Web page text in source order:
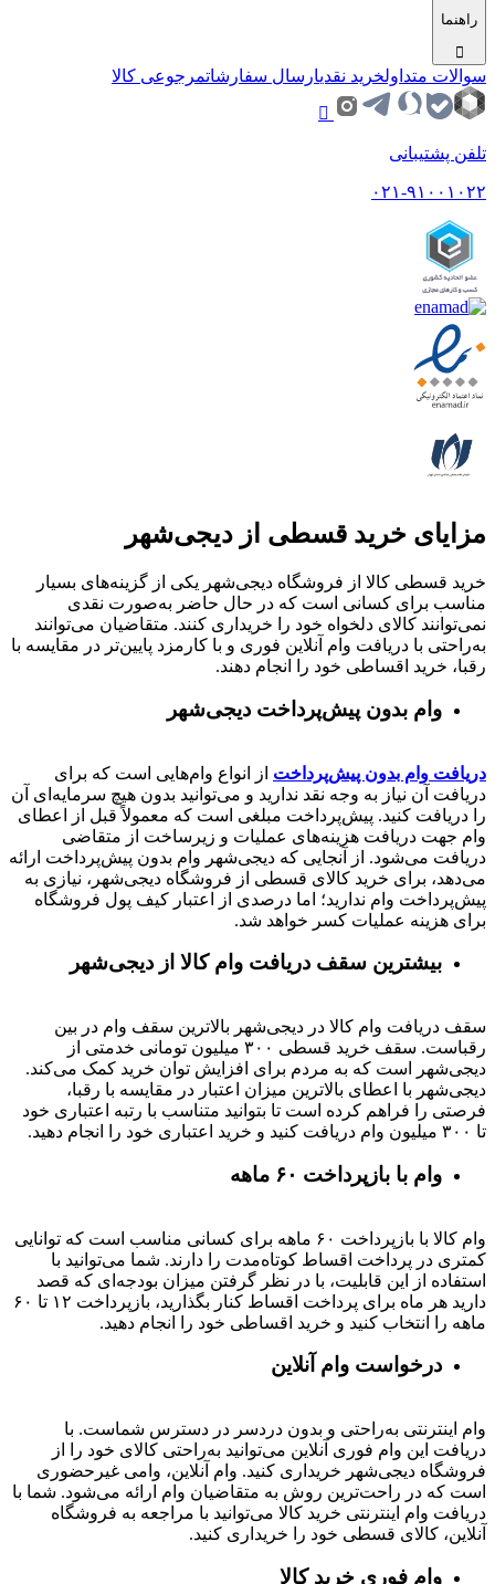
راهنما
سوالات متداولخرید نقدیارسال سفارشاتمرجوعی کالا
تلفن پشتیبانی
۰۲۱-۹۱۰۰۱۰۲۲
مزایای خرید قسطی از دیجی‌شهر
خرید قسطی کالا از فروشگاه دیجی‌شهر یکی از گزینه‌های بسیار
مناسب برای کسانی است که در حال حاضر به‌صورت نقدی
نمی‌توانند کالای دلخواه خود را خریداری کنند. متقاضیان می‌توانند
به‌راحتی با دریافت وام آنلاین فوری و با کارمزد پایین‌تر در مقایسه با
رقبا، خرید اقساطی خود را انجام دهند.
وام بدون پیش‌پرداخت‌ دیجی‌شهر
دریافت وام بدون پیش‌پرداخت از انواع وام‌هایی است که برای
دریافت آن نیاز به وجه نقد ندارید و می‌توانید بدون هیچ سرمایه‌ای آن
را دریافت کنید. پیش‌پرداخت مبلغی است که معمولاً قبل از اعطای
وام جهت دریافت هزینه‌های عملیات و زیرساخت از متقاضی
دریافت می‌شود. از آنجایی که دیجی‌شهر وام بدون پیش‌پرداخت ارائه
می‌دهد، برای خرید کالای قسطی از فروشگاه دیجی‌شهر، نیازی به
پیش‌پرداخت وام ندارید؛ اما درصدی از اعتبار کیف پول فروشگاه
برای هزینه عملیات کسر خواهد شد.
بیشترین سقف دریافت وام کالا از دیجی‌شهر
سقف دریافت وام کالا در دیجی‌شهر بالاترین سقف وام در بین
رقباست. سقف خرید قسطی ۳۰۰ میلیون تومانی خدمتی از
دیجی‌شهر است که به مردم برای افزایش توان خرید کمک می‌کند.
دیجی‌شهر با اعطای بالاترین میزان اعتبار در مقایسه با رقبا،
فرصتی را فراهم کرده است تا بتوانید متناسب با رتبه اعتباری خود
تا ۳۰۰ میلیون وام دریافت کنید و خرید اعتباری خود را انجام دهید.
وام با بازپرداخت ۶۰ ماهه
وام کالا با بازپرداخت ۶۰ ماهه برای کسانی مناسب است که توانایی
کمتری در پرداخت اقساط کوتاه‌مدت را دارند. شما می‌توانید با
استفاده از این قابلیت، با در نظر گرفتن میزان بودجه‌ای که قصد
دارید هر ماه برای پرداخت اقساط کنار بگذارید، بازپرداخت ۱۲ تا ۶۰
ماهه را انتخاب کنید و خرید اقساطی خود را انجام دهید.
درخواست وام آنلاین
وام اینترنتی به‌راحتی و بدون دردسر در دسترس شماست. با
دریافت این وام فوری آنلاین می‌توانید به‌راحتی کالای خود را از
فروشگاه دیجی‌شهر خریداری کنید. وام آنلاین، وامی غیرحضوری
است که در راحت‌ترین روش به متقاضیان وام ارائه می‌شود. شما با
دریافت وام اینترنتی خرید کالا می‌توانید با مراجعه به فروشگاه
آنلاین، کالای قسطی خود را خریداری کنید.
وام فوری خرید کالا